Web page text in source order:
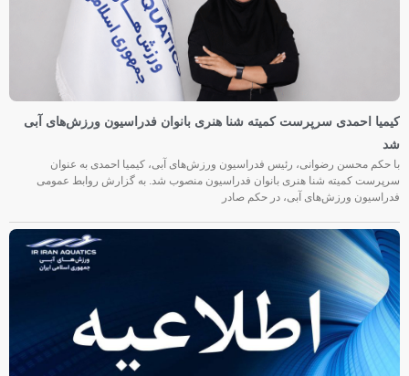
کیمیا احمدی سرپرست کمیته شنا هنری بانوان فدراسیون ورزش‌های آبی
شد
با حکم محسن رضوانی، رئیس فدراسیون ورزش‌های آبی، کیمیا احمدی به عنوان
سرپرست کمیته شنا هنری بانوان فدراسیون منصوب شد. به گزارش روابط عمومی
فدراسیون ورزش‌های آبی، در حکم صادر